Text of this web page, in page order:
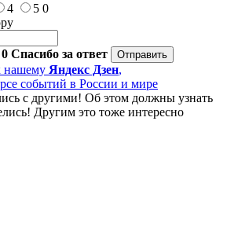
4 5 0
0 Спасибо за ответ
нашему Яндекс Дзен,
событий в России и мире
с другими! Об этом должны узнать
Другим это тоже интересно